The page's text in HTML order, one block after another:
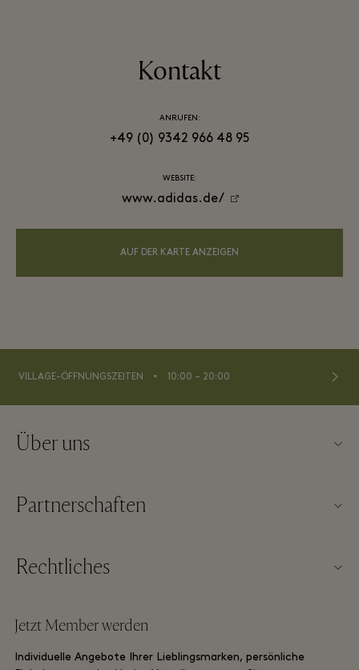
Kontakt
ANRUFEN:
+49 (0) 9342 966 48 95
WEBSITE:
www.adidas.de/
AUF DER KARTE ANZEIGEN
VILLAGE-ÖFFNUNGSZEITEN ⬩ 10:00 – 20:00
Über uns
Impressum
Karriere
App herunterladen
Partnerschaften
Gruppenbuchung
Rechtliches
Allgemeine Geschäftsbedingungen für Membership
Jetzt Member werden
Individuelle Angebote Ihrer Lieblingsmarken, persönliche